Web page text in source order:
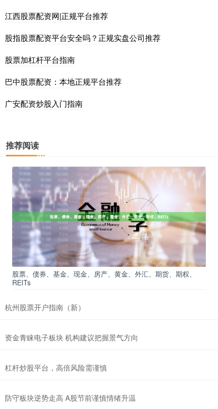
江西股票配资网|正规平台推荐
股指股票配资平台安全吗？正规实盘公司推荐
股票加杠杆平台指南
巴中股票配资：本地正规平台推荐
广安配资炒股入门指南
推荐阅读
股票、债券、基金、现金、房产、黄金、外汇、期货、期权、
REITs
杭州股票开户指南（新）
资金青睐电子板块 机构建议把握景气方向
杠杆炒股平台，高倍风险需谨慎
防守板块逆势走高 A股节前谨慎情绪升温